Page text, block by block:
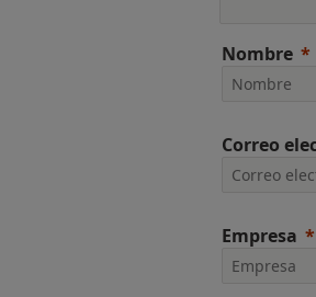
Nombre
Correo
Empresa